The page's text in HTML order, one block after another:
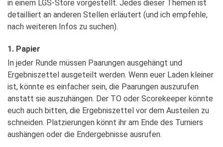
in einem LGS-Store vorgestellt. Jedes dieser Themen ist
detailliert an anderen Stellen erläutert (und ich empfehle,
nach weiteren Infos zu suchen).
1. Papier
In jeder Runde müssen Paarungen ausgehängt und
Ergebniszettel ausgeteilt werden. Wenn euer Laden kleiner
ist, könnte es einfacher sein, die Paarungen auszurufen
anstatt sie auszuhängen. Der TO oder Scorekeeper könnte
euch auch bitten, die Ergebniszettel vor dem Austeilen zu
schneiden. Platzierungen könnt ihr am Ende des Turniers
aushängen oder die Endergebnisse ausrufen.